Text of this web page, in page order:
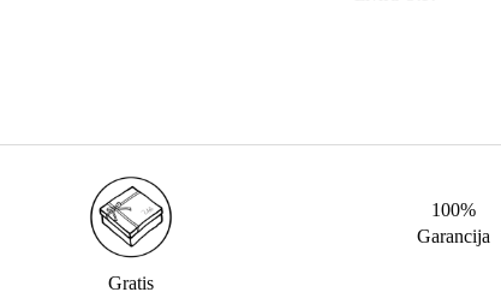
Gratis
100%
Garancija